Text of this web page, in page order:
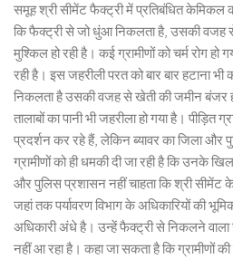
समूह श्री सीमेंट फैक्ट्री में प्रतिबंधित केमिकल
कि फैक्ट्री से जो धुंआ निकलता है, उसकी वजह
मुश्किल हो रही है। कई ग्रामीणों को चर्म रोग
रही है। इस जहरीली परत को बार बार हटाना
निकलता है उसकी वजह से खेती की जमीन
तालाबों का पानी भी जहरीला हो गया है। पीड़ित
प्रदर्शन कर रहे हैं, लेकिन ब्यावर का जिला
ग्रामीणों को ही धमकी दी जा रही है कि उनके
और पुलिस प्रशासन नहीं चाहता कि श्री सीमेंट
जहां तक पर्यावरण विभाग के अधिकारियों की
अधिकारी अंधे है। उन्हें फैक्ट्री से निकलने
नहीं आ रहा है। कहा जा सकता है कि ग्रामीणों